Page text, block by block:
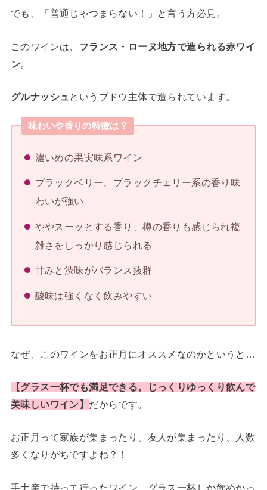
でも、「普通じゃつまらない！」と言う方必見。
このワインは、 フランス・ローヌ地方で造られる赤ワイ
ン。
グルナッシュというブドウ主体で造られています。
味わいや香りの特徴は？
濃いめの果実味系ワイン
ブラックベリー、ブラックチェリー系の香り味
わいが強い
ややスーッとする香り、樽の香りも感じられ複
雑さをしっかり感じられる
甘みと渋味がバランス抜群
酸味は強くなく飲みやすい
なぜ、このワインをお正月にオススメなのかというと…
【グラス一杯でも満足できる。じっくりゆっくり飲んで
美味しいワイン】 だからです。
お正月って家族が集まったり、友人が集まったり、人数
多くなりがちですよね？！
手土産で持って行ったワイン、グラス一杯しか飲めかっ